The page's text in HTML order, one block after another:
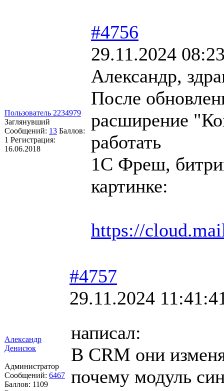
Пользователь 2234979
Заглянувший
Сообщений: 13 Баллов:
1 Регистрация:
16.06.2018
#4756
29.11.2024
Александр,
После
расширение
работать
1С Фреш,
картинке:
https://
Александр
Денисюк
Администратор
Сообщений: 6467
Баллов: 1109
#4757
29.11.2024
написал:
В CRM они
почему модуль